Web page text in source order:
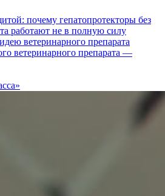
почему гепатопротекторы без
работают не в полную силу
ветеринарного препарата
ветеринарного препарата —